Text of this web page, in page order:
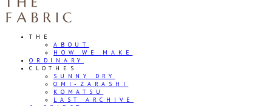
THE
ABOUT
HOW WE MAKE
ORDINARY
CLOTHES
SUNNY DRY
OMI-ZARASHI
KOMATSU
LAST ARCHIVE